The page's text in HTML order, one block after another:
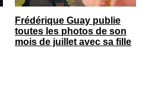
Frédérique Guay publie
toutes les photos de son
mois de juillet avec sa fille